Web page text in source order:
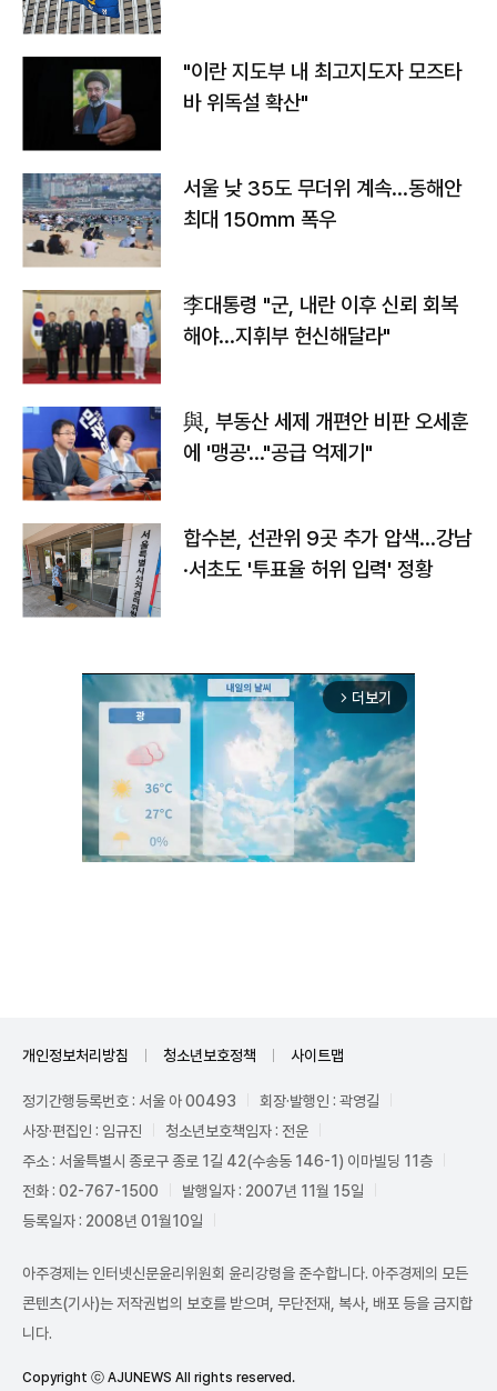
"이란 지도부 내 최고지도자 모즈타
바 위독설 확산"
서울 낮 35도 무더위 계속…동해안
최대 150㎜ 폭우
李대통령 "군, 내란 이후 신뢰 회복
해야…지휘부 헌신해달라"
與, 부동산 세제 개편안 비판 오세훈
에 '맹공'…"공급 억제기"
합수본, 선관위 9곳 추가 압색…강남
·서초도 '투표율 허위 입력' 정황
arrow_forward_ios 더보기
개인정보처리방침 청소년보호정책 사이트맵
정기간행등록번호 : 서울 아 00493
회장·발행인 : 곽영길
사장·편집인 : 임규진
청소년보호책임자 : 전운
주소 : 서울특별시 종로구 종로 1길 42(수송동 146-1) 이마빌딩 11층
전화 : 02-767-1500
발행일자 : 2007년 11월 15일
등록일자 : 2008년 01월10일
아주경제는 인터넷신문윤리위원회 윤리강령을 준수합니다. 아주경제의 모든
콘텐츠(기사)는 저작권법의 보호를 받으며, 무단전재, 복사, 배포 등을 금지합
니다.
Copyright ⓒ AJUNEWS All rights reserved.